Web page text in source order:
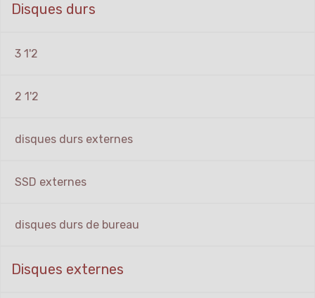
Disques durs
3 1'2
2 1'2
disques durs externes
SSD externes
disques durs de bureau
Disques externes